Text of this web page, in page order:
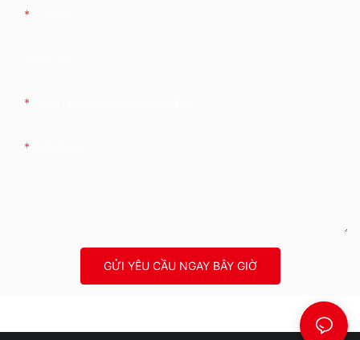
GỬI YÊU CẦU NGAY BÂY GIỜ